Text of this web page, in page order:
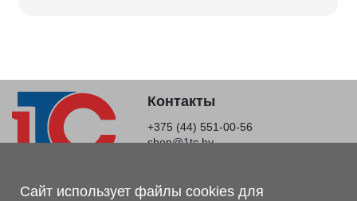
Контакты
+375 (44) 551-00-56
shop@1tc.by
Магазин, склад
Сайт использует файлы cookies для